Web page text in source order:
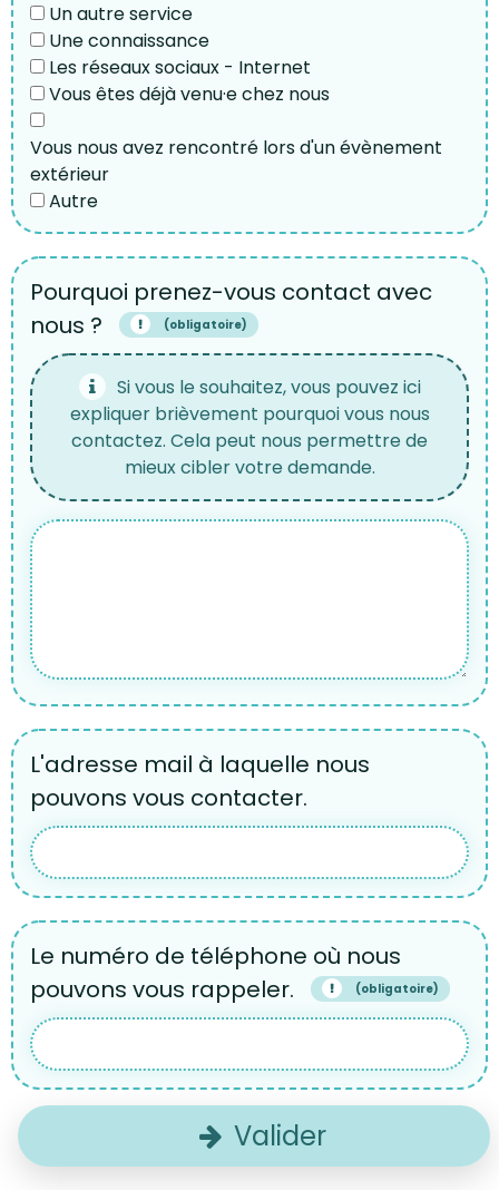
Un autre service
Une connaissance
Les réseaux sociaux - Internet
Vous êtes déjà venu·e chez nous
Vous nous avez rencontré lors d'un évènement
extérieur
Autre
Pourquoi prenez-vous contact avec
nous ?
(obligatoire)
Si vous le souhaitez, vous pouvez ici
expliquer brièvement pourquoi vous nous
contactez. Cela peut nous permettre de
mieux cibler votre demande.
L'adresse mail à laquelle nous
pouvons vous contacter.
Le numéro de téléphone où nous
pouvons vous rappeler.
(obligatoire)
Valider